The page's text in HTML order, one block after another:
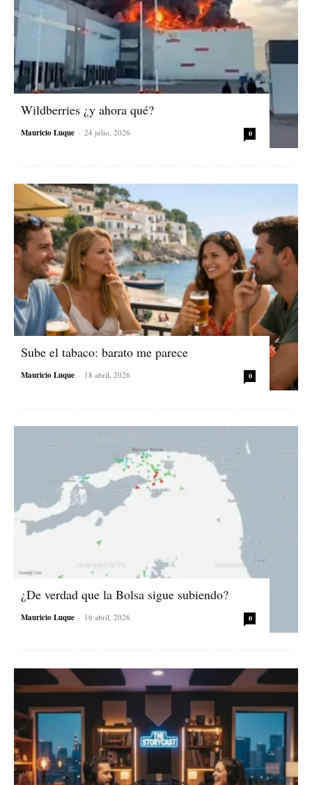
Wildberries ¿y ahora qué?
Mauricio Luque - 24 julio, 2026 0
Sube el tabaco: barato me parece
Mauricio Luque - 18 abril, 2026 0
¿De verdad que la Bolsa sigue subiendo?
Mauricio Luque - 16 abril, 2026 0